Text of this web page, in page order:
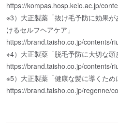
https://kompas.hosp.keio.ac.jp/
※3）大正製薬「抜け毛予防に効果
けるセルフヘアケア」
https://brand.taisho.co.jp/contents/
※4）大正製薬「脱毛予防に大切な頭
https://brand.taisho.co.jp/contents/
※5）大正製薬「健康な髪に導くため
https://brand.taisho.co.jp/regenne/